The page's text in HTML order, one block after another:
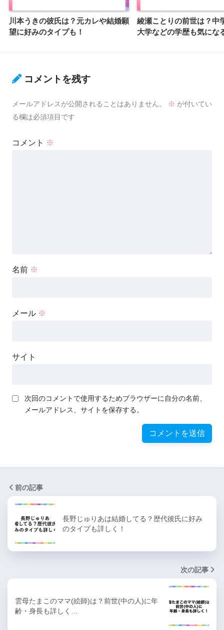
川本うきの彼氏は？元カレや結婚願
望に好みのタイプも！
綾瀬ことりの前世は？中
大学などの学歴も気にな
コメントを残す
メールアドレスが公開されることはありません。 ※ が付いてい
る欄は必須項目です
コメント ※
名前 ※
メール ※
サイト
次回のコメントで使用するためブラウザーに自分の名前、
メールアドレス、サイトを保存する。
前の記事
長野じゅりあは結婚してる？歴代彼氏に好み
のタイプも詳しく！
次の記事
雲母たまこのママ(絵師)は？前世(中の人)に年
齢・身長も詳しく…